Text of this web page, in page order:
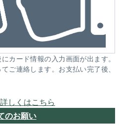
カード情報の入力画面が出ます。
ご連絡します。お支払い完了後、
しくはこちら
のお願い